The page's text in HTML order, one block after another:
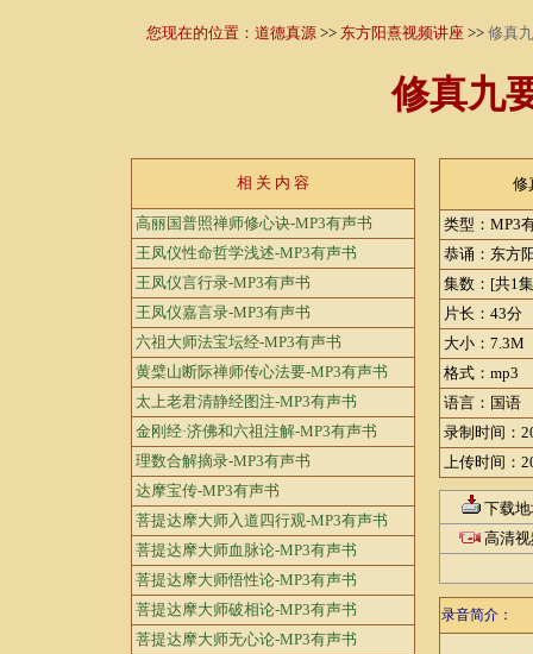
您现在的位置： 道德真源 >> 东方阳熹视频讲座 >> 修真
修真九
相 关 内 容
高丽国普照禅师修心诀-MP3有声书
王凤仪性命哲学浅述-MP3有声书
王凤仪言行录-MP3有声书
王凤仪嘉言录-MP3有声书
六祖大师法宝坛经-MP3有声书
黄檗山断际禅师传心法要-MP3有声书
太上老君清静经图注-MP3有声书
金刚经·济佛和六祖注解-MP3有声书
理数合解摘录-MP3有声书
达摩宝传-MP3有声书
菩提达摩大师入道四行观-MP3有声书
菩提达摩大师血脉论-MP3有声书
菩提达摩大师悟性论-MP3有声书
菩提达摩大师破相论-MP3有声书
菩提达摩大师无心论-MP3有声书
修
类型：MP3
恭诵：东方
集数：[共1
片长：43分
大小：7.3M
格式：mp3
语言：国语
录制时间：
上传时间：
下载
高清
录音简介：